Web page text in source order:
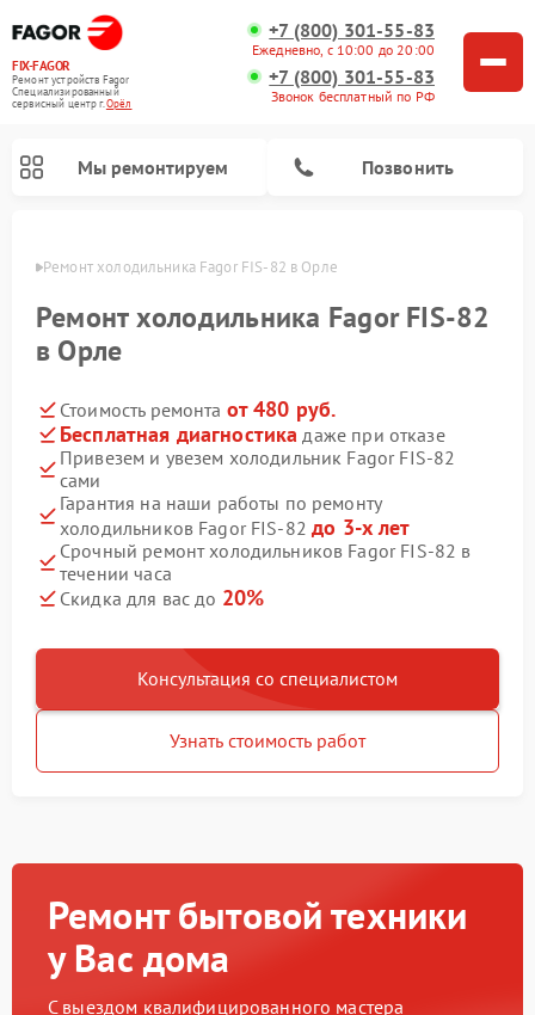
FIX-FAGOR
Ремонт устройств Fagor
Специализированный
cервисный центр г.Орёл
+7 (800) 301-55-83
Ежедневно, с 10:00 до 20:00
+7 (800) 301-55-83
Звонок бесплатный по РФ
Мы ремонтируем Позвонить
Ремонт холодильника Fagor FIS-82 в Орле
Ремонт холодильника Fagor FIS-82
в Орле
Стоимость ремонта от 480 руб.
Бесплатная диагностика даже при отказе
Привезем и увезем холодильник Fagor FIS-82
сами
Гарантия на наши работы по ремонту
холодильников Fagor FIS-82до 3-х лет
Срочный ремонт холодильников Fagor FIS-82 в
течении часа
Скидка для вас до 20%
Консультация со специалистом
Узнать стоимость работ
Ремонт бытовой техники
у Вас дома
С выездом квалифицированного мастера